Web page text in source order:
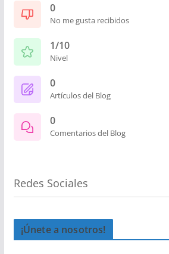
0
No me gusta recibidos
1/10
Nivel
0
Artículos del Blog
0
Comentarios del Blog
Redes Sociales
¡Únete a nosotros!